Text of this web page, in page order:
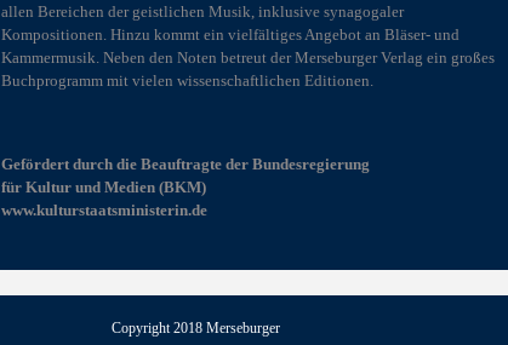
allen Bereichen der geistlichen Musik, inklusive synagogaler
Kompositionen. Hinzu kommt ein vielfältiges Angebot an Bläser- und
Kammermusik. Neben den Noten betreut der Merseburger Verlag ein großes
Buchprogramm mit vielen wissenschaftlichen Editionen.
Gefördert durch die Beauftragte der Bundesregierung
für Kultur und Medien (BKM)
www.kulturstaatsministerin.de
Copyright 2018 Merseburger